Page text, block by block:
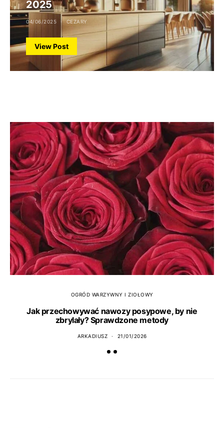
2025
04/06/2025 CEZARY
View Post
OGRÓD WARZYWNY I ZIOŁOWY
Jak przechowywać nawozy posypowe, by nie
zbrylały? Sprawdzone metody
ARKADIUSZ 21/01/2026